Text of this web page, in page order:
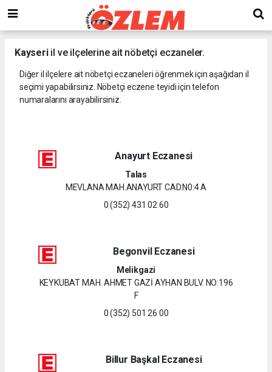
Kayseriil ve ilçelerine ait nöbetçi eczaneler.
Diğer il ilçelere ait nöbetçi eczaneleri öğrenmek için aşağıdan il
seçimi yapabilirsiniz. Nöbetçi eczene teyidi için telefon
numaralarını arayabilirsiniz.
Anayurt Eczanesi
Talas
MEVLANA MAH.ANAYURT CAD.N0:4 A
0 (352) 431 02 60
Begonvil Eczanesi
Melikgazi
KEYKUBAT MAH. AHMET GAZİ AYHAN BULV. NO:196
F
0 (352) 501 26 00
Billur Başkal Eczanesi